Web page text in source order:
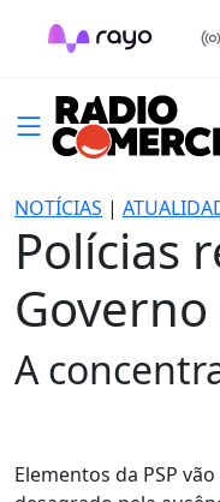
NOTÍCIAS |
Polícias
A
Elementos da PSP